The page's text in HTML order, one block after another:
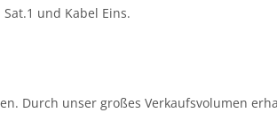
und Kabel Eins.
Durch unser großes Verkaufsvolumen